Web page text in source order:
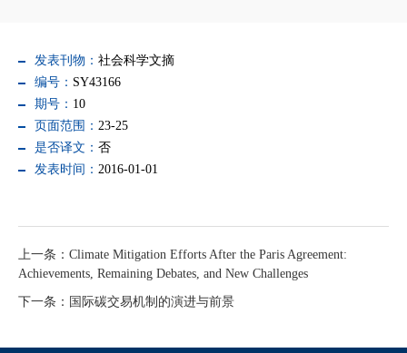
发表刊物： 社会科学文摘
编号： SY43166
期号： 10
页面范围： 23-25
是否译文： 否
发表时间： 2016-01-01
上一条：Climate Mitigation Efforts After the Paris Agreement:
Achievements, Remaining Debates, and New Challenges
下一条：国际碳交易机制的演进与前景